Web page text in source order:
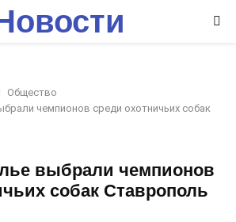
Общество
чемпионов среди охотничьих собак
выбрали чемпионов
собак Ставрополь